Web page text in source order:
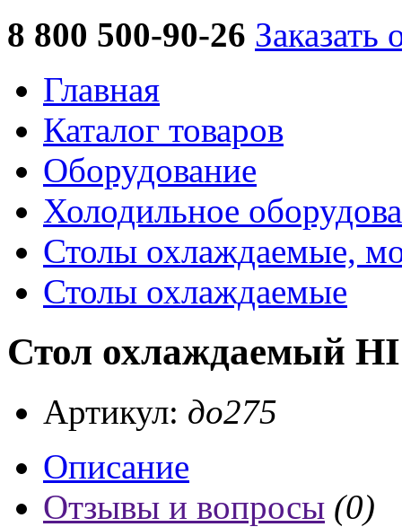
8 800 500-90-26 Заказать
Главная
Каталог товаров
Оборудование
Холодильное
Столы охлаждаемые,
Столы охлаждаемые
Стол охлаждаемый
Артикул: до275
Описание
Отзывы и вопросы (0)